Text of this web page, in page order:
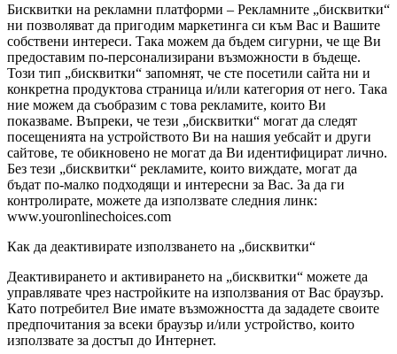
Бисквитки на рекламни платформи – Рекламните „бисквитки“
ни позволяват да пригодим маркетинга си към Вас и Вашите
собствени интереси. Така можем да бъдем сигурни, че ще Ви
предоставим по-персонализирани възможности в бъдеще.
Този тип „бисквитки“ запомнят, че сте посетили сайта ни и
конкретна продуктова страница и/или категория от него. Така
ние можем да съобразим с това рекламите, които Ви
показваме. Въпреки, че тези „бисквитки“ могат да следят
посещенията на устройството Ви на нашия уебсайт и други
сайтове, те обикновено не могат да Ви идентифицират лично.
Без тези „бисквитки“ рекламите, които виждате, могат да
бъдат по-малко подходящи и интересни за Вас. За да ги
контролирате, можете да използвате следния линк:
www.youronlinechoices.com
Как да деактивирате използването на „бисквитки“
Деактивирането и активирането на „бисквитки“ можете да
управлявате чрез настройките на използвания от Вас браузър.
Като потребител Вие имате възможността да зададете своите
предпочитания за всеки браузър и/или устройство, които
използвате за достъп до Интернет.